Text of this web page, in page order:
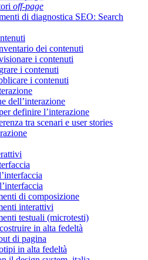
off-page
di diagnostica SEO: Search
dei contenuti
i contenuti
i contenuti
i contenuti
dell’interazione
definire l’interazione
tra scenari e user stories
di composizione
interattivi
testuali (microtesti)
in alta fedeltà
di pagina
in alta fedeltà